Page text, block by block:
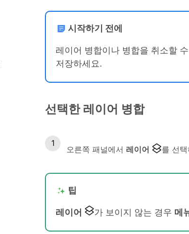
시작하기 전에
레이어 병합이나 병합을 취소할
저장하세요.
선택한 레이어 병합
오른쪽 패널에서 레이어 를 선택
팁
레이어 가 보이지 않는 경우 메